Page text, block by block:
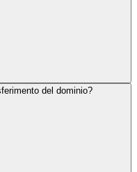
del dominio?